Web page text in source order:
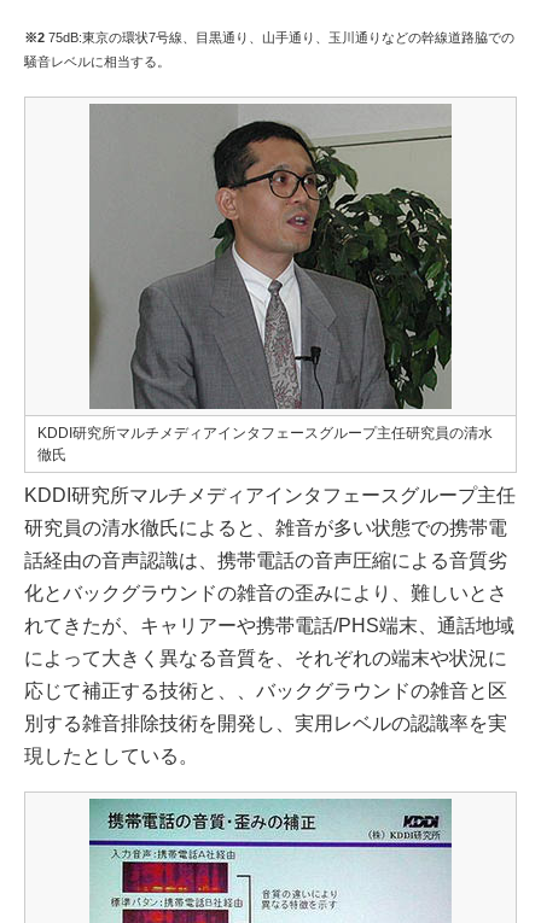
※2 75dB:東京の環状7号線、目黒通り、山手通り、玉川通りなどの幹線道路脇での
騒音レベルに相当する。
KDDI研究所マルチメディアインタフェースグループ主任研究員の清水
徹氏
KDDI研究所マルチメディアインタフェースグループ主任
研究員の清水徹氏によると、雑音が多い状態での携帯電
話経由の音声認識は、携帯電話の音声圧縮による音質劣
化とバックグラウンドの雑音の歪みにより、難しいとさ
れてきたが、キャリアーや携帯電話/PHS端末、通話地域
によって大きく異なる音質を、それぞれの端末や状況に
応じて補正する技術と、、バックグラウンドの雑音と区
別する雑音排除技術を開発し、実用レベルの認識率を実
現したとしている。